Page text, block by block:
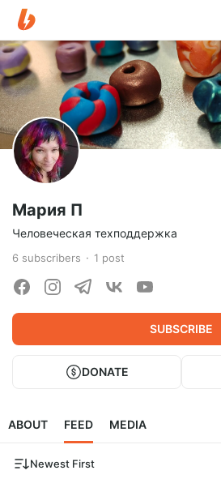
Мария П
Человеческая техподдержка
6 subscribers 1 post
SUBSCRIBE
DONATE
ABOUT FEED MEDIA
Newest First